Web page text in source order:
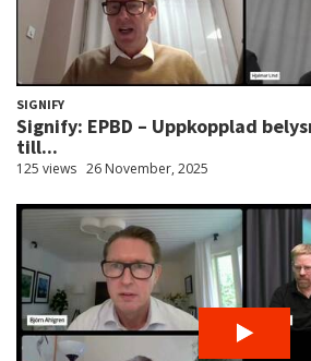
SIGNIFY
Signify: EPBD – Uppkopplad
till...
125 views 26 November, 2025